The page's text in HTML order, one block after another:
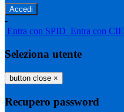
-
Entra con SPID Entra con CIE
Seleziona utente
button close ×
Recupero password